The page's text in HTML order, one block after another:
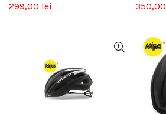
299,00 lei
350,00